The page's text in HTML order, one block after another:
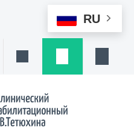
RU
направления или врача
нам
Заказ звонка